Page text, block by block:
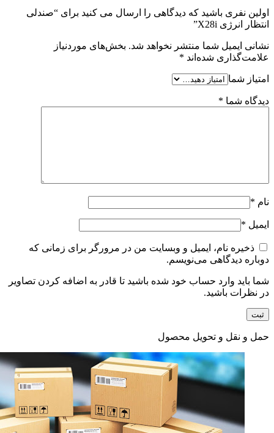
اولین نفری باشید که دیدگاهی را ارسال می کنید برای “صندلی
انتظار انرژی X28i”
نشانی ایمیل شما منتشر نخواهد شد. بخش‌های موردنیاز
علامت‌گذاری شده‌اند *
امتیاز شما
دیدگاه شما *
نام *
ایمیل *
ذخیره نام، ایمیل و وبسایت من در مرورگر برای زمانی که
دوباره دیدگاهی می‌نویسم.
شما باید وارد حساب خود شده باشید تا قادر به اضافه کردن تصاویر
در نظرات باشید.
حمل و نقل و تحویل محصول